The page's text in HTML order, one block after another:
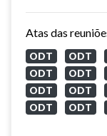
ODT ODT
ODT
ODT
ODT
ODT
ODT
ODT